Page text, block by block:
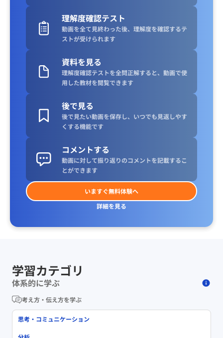
理解度確認テスト
動画を全て見終わった後、理解度を確認するテ
ストが受けられます
資料を見る
理解度確認テストを全問正解すると、動画で使
用した教材を閲覧できます
後で見る
後で見たい動画を保存し、いつでも見返しやす
くする機能です
コメントする
動画に対して振り返りのコメントを記載するこ
とができます
いますぐ無料体験へ
詳細を見る
学習カテゴリ
体系的に学ぶ
考え方・伝え方を学ぶ
思考・コミュニケーション